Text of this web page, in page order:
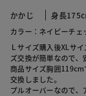
かかじ 身長
カラー：ネイビーチェ
Ｌサイズ購入後XLサ
ズ交換が簡単なので、
商品サイズ胸囲
交換しました。
プルオーバーなので、